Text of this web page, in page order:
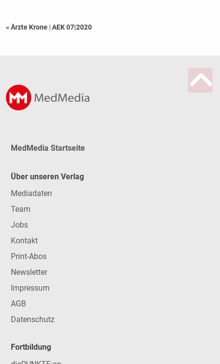
« Ärzte Krone |AEK 07|2020
MedMedia Startseite
Über unseren Verlag
Mediadaten
Team
Jobs
Kontakt
Print-Abos
Newsletter
Impressum
AGB
Datenschutz
Fortbildung